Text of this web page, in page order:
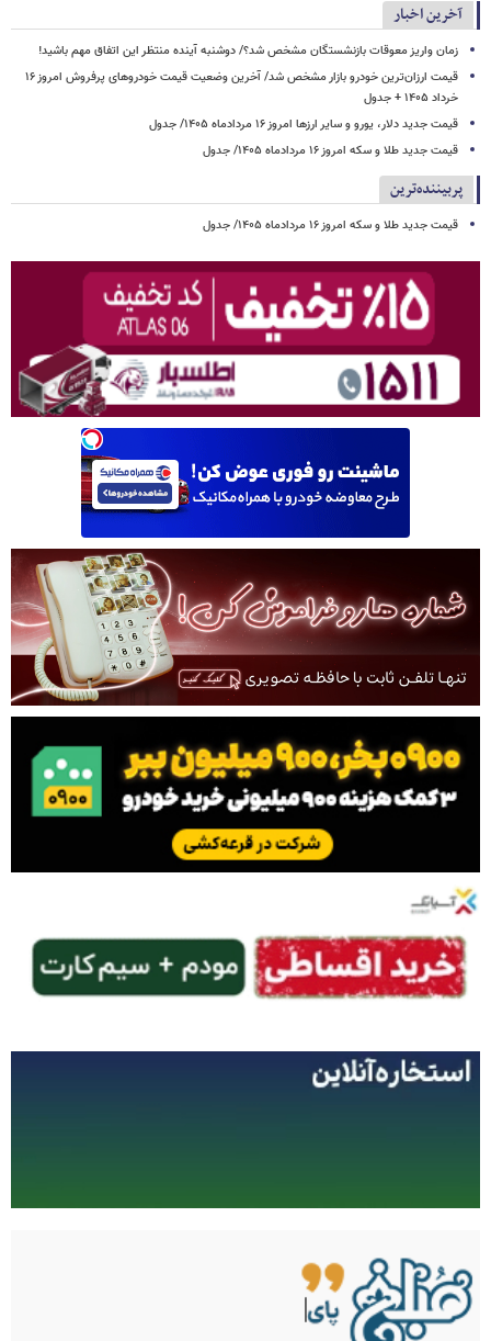
آخرین اخبار
زمان واریز معوقات بازنشستگان مشخص شد؟/ دوشنبه آینده منتظر این اتفاق مهم باشید!
قیمت ارزان‌ترین خودرو بازار مشخص شد/ آخرین وضعیت قیمت خودروهای پرفروش امروز ۱۶
خرداد ۱۴۰۵ + جدول
قیمت جدید دلار، یورو و سایر ارزها امروز ۱۶ مردادماه ۱۴۰۵/ جدول
قیمت جدید طلا و سکه امروز ۱۶ مردادماه ۱۴۰۵/ جدول
پربیننده‌ترین
قیمت جدید طلا و سکه امروز ۱۶ مردادماه ۱۴۰۵/ جدول